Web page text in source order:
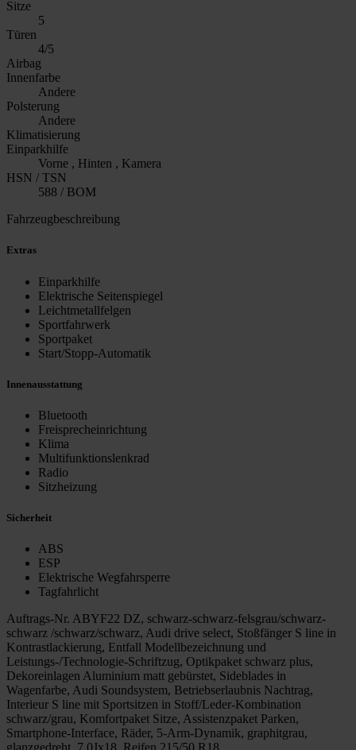
Sitze
5
Türen
4/5
Airbag
Innenfarbe
Andere
Polsterung
Andere
Klimatisierung
Einparkhilfe
Vorne , Hinten , Kamera
HSN / TSN
588 / BOM
Fahrzeugbeschreibung
Extras
Einparkhilfe
Elektrische Seitenspiegel
Leichtmetallfelgen
Sportfahrwerk
Sportpaket
Start/Stopp-Automatik
Innenausstattung
Bluetooth
Freisprecheinrichtung
Klima
Multifunktionslenkrad
Radio
Sitzheizung
Sicherheit
ABS
ESP
Elektrische Wegfahrsperre
Tagfahrlicht
Auftrags-Nr. ABYF22 DZ, schwarz-schwarz-felsgrau/schwarz-
schwarz /schwarz/schwarz, Audi drive select, Stoßfänger S line in
Kontrastlackierung, Entfall Modellbezeichnung und
Leistungs-/Technologie-Schriftzug, Optikpaket schwarz plus,
Dekoreinlagen Aluminium matt gebürstet, Sideblades in
Wagenfarbe, Audi Soundsystem, Betriebserlaubnis Nachtrag,
Interieur S line mit Sportsitzen in Stoff/Leder-Kombination
schwarz/grau, Komfortpaket Sitze, Assistenzpaket Parken,
Smartphone-Interface, Räder, 5-Arm-Dynamik, graphitgrau,